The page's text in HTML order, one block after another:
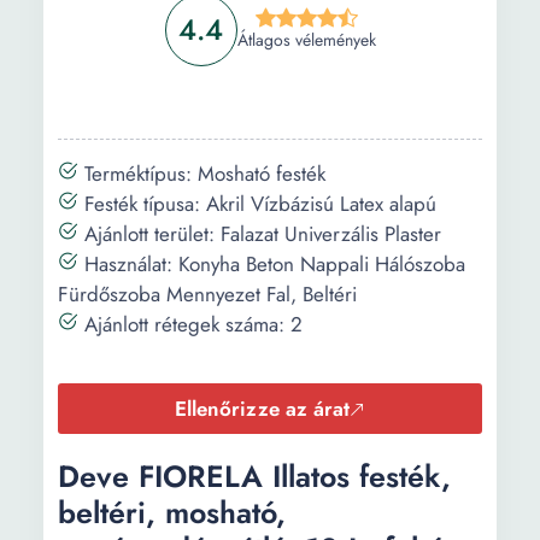
4.4 Átlagos vélemények
Terméktípus: Mosható festék
Festék típusa: Akril Vízbázisú Latex alapú
Ajánlott terület: Falazat Univerzális Plaster
Használat: Konyha Beton Nappali Hálószoba
Fürdőszoba Mennyezet Fal, Beltéri
Ajánlott rétegek száma: 2
Ellenőrizze az árat
Deve FIORELA Illatos festék,
beltéri, mosható,